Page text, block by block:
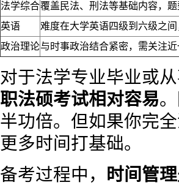
法学综合覆盖民法、刑法等基础内容，
英语
难度在大学英语四级到六级之
政治理论与时事政治结合紧密，需关注
对于法学专业毕业或
职法硕考试相对容易
半功倍。但如果你完
更多时间打基础。
备考过程中，
时间管